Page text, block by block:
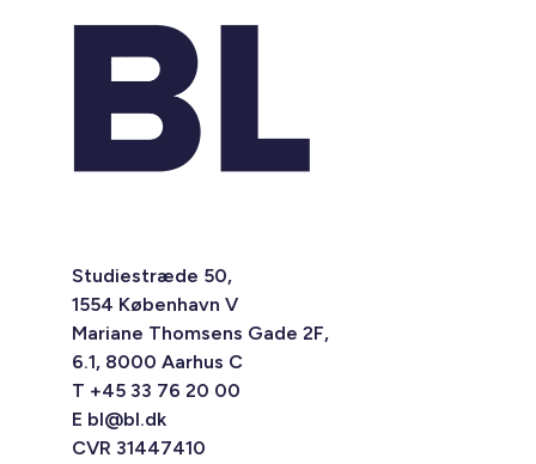
Studiestræde 50,
1554 København V
Mariane Thomsens Gade 2F,
6.1, 8000 Aarhus C
T +45 33 76 20 00
E bl@bl.dk
CVR 31447410